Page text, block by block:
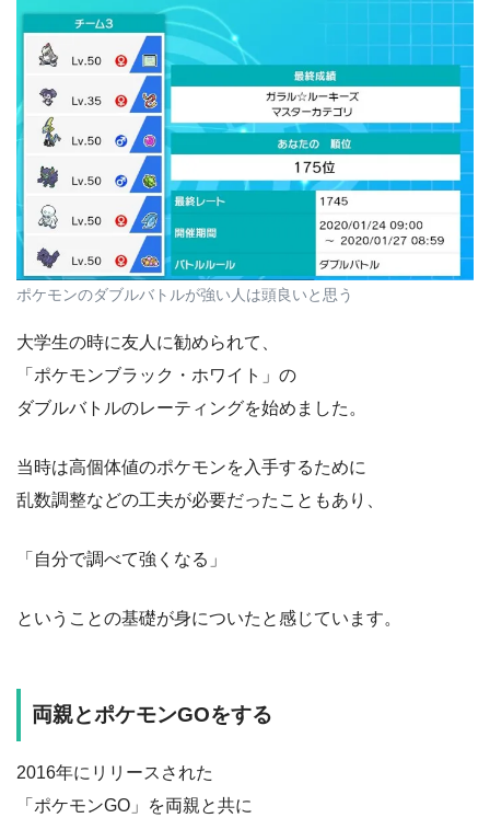
ポケモンのダブルバトルが強い人は頭良いと思う
大学生の時に友人に勧められて、
「ポケモンブラック・ホワイト」の
ダブルバトルのレーティングを始めました。
当時は高個体値のポケモンを入手するために
乱数調整などの工夫が必要だったこともあり、
「自分で調べて強くなる」
ということの基礎が身についたと感じています。
両親とポケモンGOをする
2016年にリリースされた
「ポケモンGO」を両親と共に